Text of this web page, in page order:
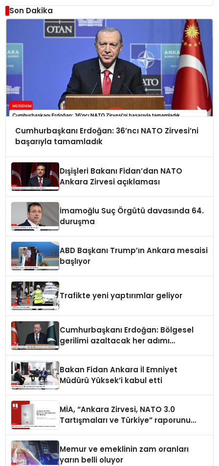
Son Dakika
Cumhurbaşkanı Erdoğan: 36’ncı NATO Zirvesi’ni
başarıyla tamamladık
Dışişleri Bakanı Fidan’dan NATO
Ankara Zirvesi açıklaması
İmamoğlu Suç Örgütü davasında 64.
duruşma
ABD Başkanı Trump’ın Ankara mesaisi
başlıyor
Trafikte yeni yaptırımlar geliyor
Cumhurbaşkanı Erdoğan: Bölgesel
gerilimi azaltacak her adımı
Bakan Fidan Ankara İl Emniyet
Müdürü Yüksek’i kabul etti
MİA, “Ankara Zirvesi, NATO 3.0
Tartışmaları ve Türkiye” raporunu
Memur ve emeklinin zam oranları
yarın belli oluyor